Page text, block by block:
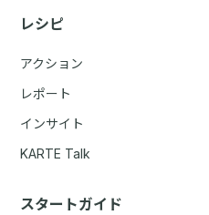
レシピ
アクション
レポート
インサイト
KARTE Talk
スタートガイド